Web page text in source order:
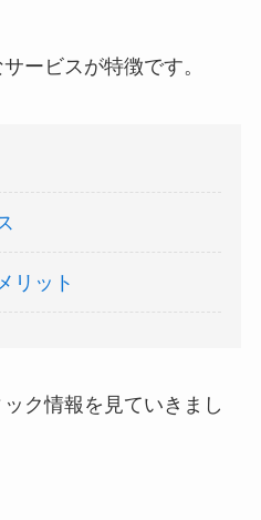
ービスが特徴です。
リット
ク情報を見ていきまし